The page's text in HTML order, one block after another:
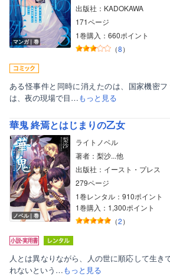
マンガ｜巻
出版社：KADOKAWA
171ページ
1巻購入：660ポイント
（8）
ある怪事件と同時に消えたのは、国家機密
は、夜の現場で目…もっと見る
華鬼 終焉とはじまりの乙女
ノベル｜巻
ライトノベル
著者：梨沙...他
出版社：イースト・プレス
279ページ
1巻レンタル：910ポイント
1巻購入：1,300ポイント
（2）
人とは異なりながら、人の世に順応して生き
れないという…もっと見る